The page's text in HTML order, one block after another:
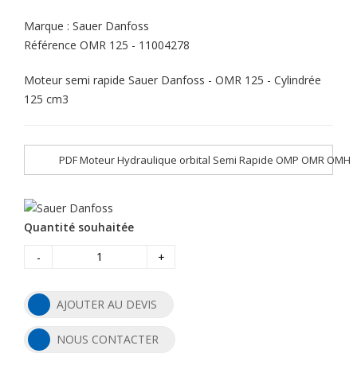
Marque : Sauer Danfoss
Référence OMR 125 - 11004278
Moteur semi rapide Sauer Danfoss - OMR 125 - Cylindrée
125 cm3
PDF Moteur Hydraulique orbital Semi Rapide OMP OMR OMH
Quantité souhaitée
-
+
AJOUTER AU DEVIS
NOUS CONTACTER